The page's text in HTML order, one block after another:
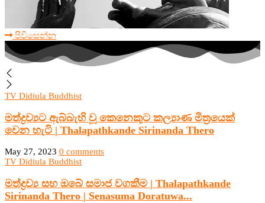
පිවිසෙන්න
TV Didiula Buddhist
මත්ද්‍රව්‍යට ඇබ්බැහි වූ කෙනෙකුට කල්‍යාණ මිත්‍රයෙක්
වෙන හැටි | Thalapathkande Sirinanda Thero
May 27, 2023 0 comments
TV Didiula Buddhist
මත්ද්‍රව්‍ය සහ ඔබේ සමාජ වගකීම | Thalapathkande
Sirinanda Thero | Senasuma Doratuwa...